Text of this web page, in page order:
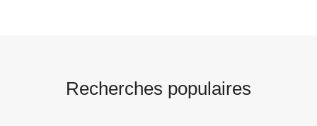
Recherches populaires